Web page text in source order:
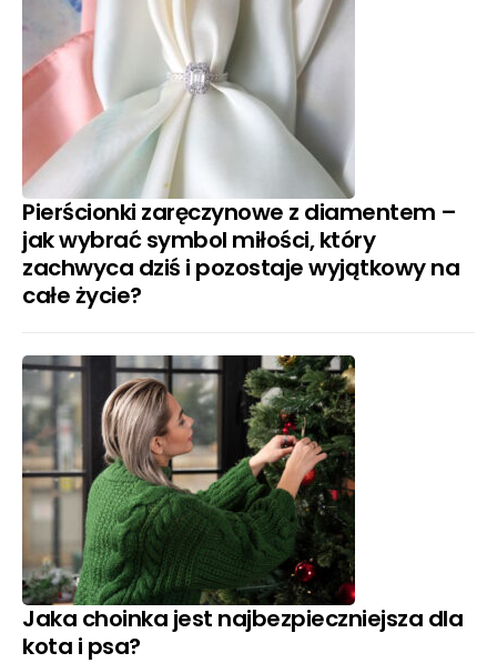
Pierścionki zaręczynowe z diamentem –
jak wybrać symbol miłości, który
zachwyca dziś i pozostaje wyjątkowy na
całe życie?
Jaka choinka jest najbezpieczniejsza dla
kota i psa?